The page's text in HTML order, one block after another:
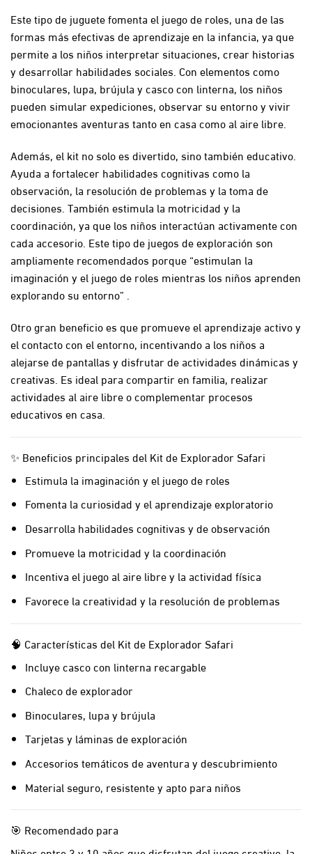
Este tipo de juguete fomenta el juego de roles, una de las
formas más efectivas de aprendizaje en la infancia, ya que
permite a los niños interpretar situaciones, crear historias
y desarrollar habilidades sociales. Con elementos como
binoculares, lupa, brújula y casco con linterna, los niños
pueden simular expediciones, observar su entorno y vivir
emocionantes aventuras tanto en casa como al aire libre.
Además, el kit no solo es divertido, sino también educativo.
Ayuda a fortalecer habilidades cognitivas como la
observación, la resolución de problemas y la toma de
decisiones. También estimula la motricidad y la
coordinación, ya que los niños interactúan activamente con
cada accesorio. Este tipo de juegos de exploración son
ampliamente recomendados porque “estimulan la
imaginación y el juego de roles mientras los niños aprenden
explorando su entorno” .
Otro gran beneficio es que promueve el aprendizaje activo y
el contacto con el entorno, incentivando a los niños a
alejarse de pantallas y disfrutar de actividades dinámicas y
creativas. Es ideal para compartir en familia, realizar
actividades al aire libre o complementar procesos
educativos en casa.
✨ Beneficios principales del Kit de Explorador Safari
Estimula la imaginación y el juego de roles
Fomenta la curiosidad y el aprendizaje exploratorio
Desarrolla habilidades cognitivas y de observación
Promueve la motricidad y la coordinación
Incentiva el juego al aire libre y la actividad física
Favorece la creatividad y la resolución de problemas
🧠 Características del Kit de Explorador Safari
Incluye casco con linterna recargable
Chaleco de explorador
Binoculares, lupa y brújula
Tarjetas y láminas de exploración
Accesorios temáticos de aventura y descubrimiento
Material seguro, resistente y apto para niños
🎯 Recomendado para